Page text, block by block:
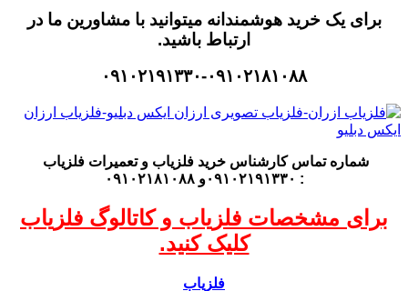
برای یک خرید هوشمندانه میتوانید با مشاورین ما در
ارتباط باشید.
۰۹۱۰۲۱۹۱۳۳۰-۰۹۱۰۲۱۸۱۰۸۸
شماره تماس کارشناس خرید فلزیاب و تعمیرات فلزیاب
: ۰۹۱۰۲۱۹۱۳۳۰و ۰۹۱۰۲۱۸۱۰۸۸
برای مشخصات فلزیاب و کاتالوگ فلزیاب
کلیک کنید.
فلزیاب